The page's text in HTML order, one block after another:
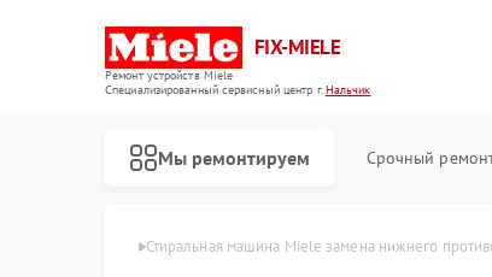
FIX-MIELE
Ремонт устройств Miele
Специализированный cервисный центр г.Нальчик
Мы ремонтируем Срочный
Стиральная машина Miele замена нижнего